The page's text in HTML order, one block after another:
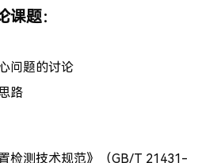
题：
问题的讨论
路
检测技术规范》（GB/T 21431-